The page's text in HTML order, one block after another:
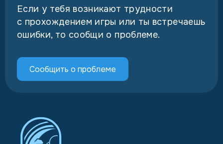
Если у тебя возникают трудности
с прохождением игры или ты встречаешь
ошибки, то сообщи о проблеме.
Сообщить о проблеме